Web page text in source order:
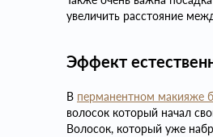
увеличить расстояние
Эффект
В перманентном макияже
волосок который начал
Волосок, который уже